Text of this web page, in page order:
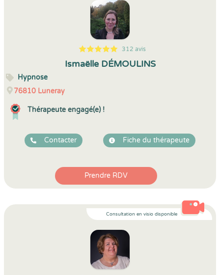
5
1
5
312 312 avis
Ismaëlle DÉMOULINS
Hypnose
76810 Luneray
Thérapeute engagé(e) !
Contacter Fiche du thérapeute
Prendre RDV
Consultation en visio disponible